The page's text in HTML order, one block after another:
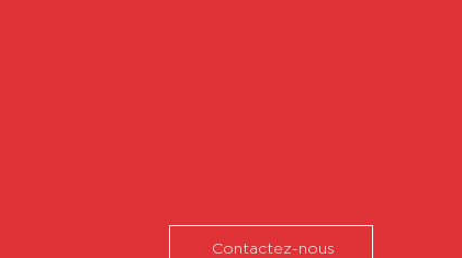
Contactez-nous